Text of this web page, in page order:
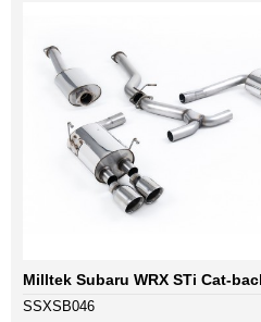
Milltek Subaru WRX STi Cat-
SSXSB046